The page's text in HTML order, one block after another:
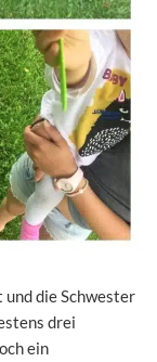
die Schwester
drei
ein